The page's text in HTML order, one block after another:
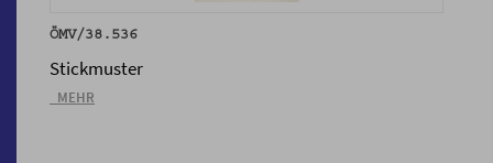
ÖMV/38.536
Stickmuster
_MEHR